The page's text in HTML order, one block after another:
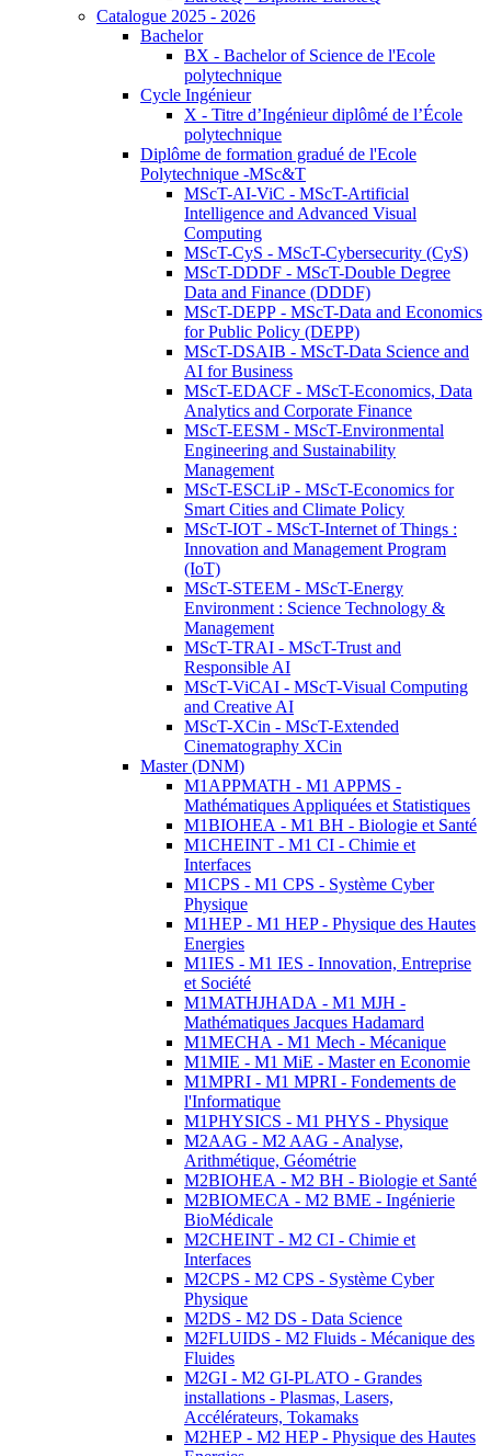
Catalogue 2025 - 2026
Bachelor
BX - Bachelor of Science de l'Ecole
polytechnique
Cycle Ingénieur
X - Titre d’Ingénieur diplômé de l’École
polytechnique
Diplôme de formation gradué de l'Ecole
Polytechnique -MSc&T
MScT-AI-ViC - MScT-Artificial
Intelligence and Advanced Visual
Computing
MScT-CyS - MScT-Cybersecurity (CyS)
MScT-DDDF - MScT-Double Degree
Data and Finance (DDDF)
MScT-DEPP - MScT-Data and Economics
for Public Policy (DEPP)
MScT-DSAIB - MScT-Data Science and
AI for Business
MScT-EDACF - MScT-Economics, Data
Analytics and Corporate Finance
MScT-EESM - MScT-Environmental
Engineering and Sustainability
Management
MScT-ESCLiP - MScT-Economics for
Smart Cities and Climate Policy
MScT-IOT - MScT-Internet of Things :
Innovation and Management Program
(IoT)
MScT-STEEM - MScT-Energy
Environment : Science Technology &
Management
MScT-TRAI - MScT-Trust and
Responsible AI
MScT-ViCAI - MScT-Visual Computing
and Creative AI
MScT-XCin - MScT-Extended
Cinematography XCin
Master (DNM)
M1APPMATH - M1 APPMS -
Mathématiques Appliquées et Statistiques
M1BIOHEA - M1 BH - Biologie et Santé
M1CHEINT - M1 CI - Chimie et
Interfaces
M1CPS - M1 CPS - Système Cyber
Physique
M1HEP - M1 HEP - Physique des Hautes
Energies
M1IES - M1 IES - Innovation, Entreprise
et Société
M1MATHJHADA - M1 MJH -
Mathématiques Jacques Hadamard
M1MECHA - M1 Mech - Mécanique
M1MIE - M1 MiE - Master en Economie
M1MPRI - M1 MPRI - Fondements de
l'Informatique
M1PHYSICS - M1 PHYS - Physique
M2AAG - M2 AAG - Analyse,
Arithmétique, Géométrie
M2BIOHEA - M2 BH - Biologie et Santé
M2BIOMECA - M2 BME - Ingénierie
BioMédicale
M2CHEINT - M2 CI - Chimie et
Interfaces
M2CPS - M2 CPS - Système Cyber
Physique
M2DS - M2 DS - Data Science
M2FLUIDS - M2 Fluids - Mécanique des
Fluides
M2GI - M2 GI-PLATO - Grandes
installations - Plasmas, Lasers,
Accélérateurs, Tokamaks
M2HEP - M2 HEP - Physique des Hautes